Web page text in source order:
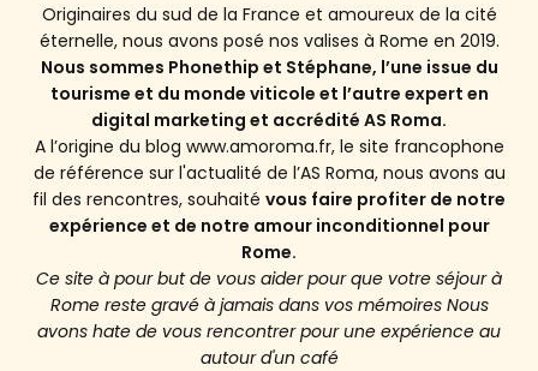
Originaires du sud de la France et amoureux de la cité
éternelle, nous avons posé nos valises à Rome en 2019.
Nous sommes Phonethip et Stéphane, l’une issue du
tourisme et du monde viticole et l’autre expert en
digital marketing et accrédité AS Roma.
A l’origine du blog www.amoroma.fr, le site francophone
de référence sur l'actualité de l’AS Roma, nous avons au
fil des rencontres, souhaité vous faire profiter de notre
expérience et de notre amour inconditionnel pour
Rome.
Ce site à pour but de vous aider pour que votre séjour à
Rome reste gravé à jamais dans vos mémoires Nous
avons hate de vous rencontrer pour une expérience au
autour d'un café